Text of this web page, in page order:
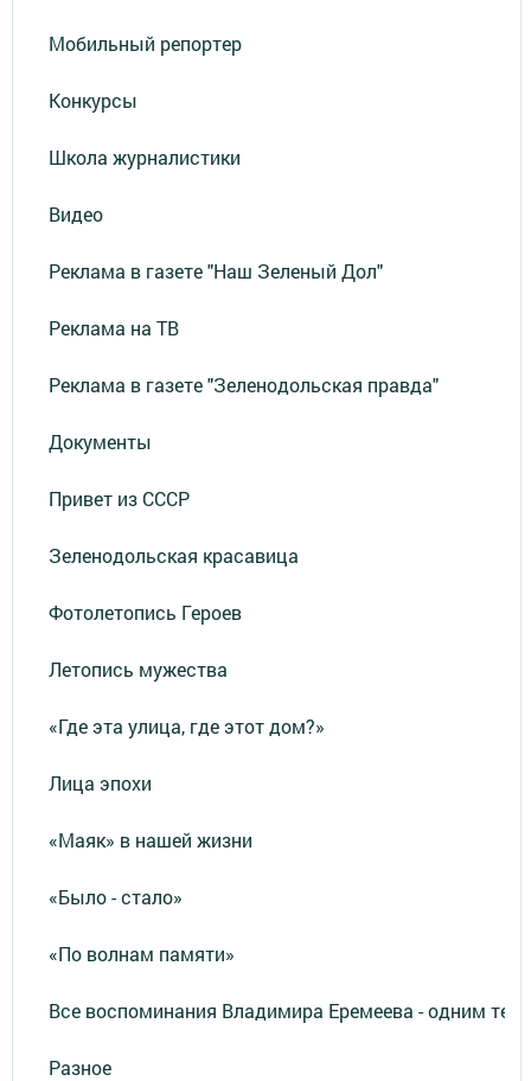
Мобильный репортер
Конкурсы
Школа журналистики
Видео
Реклама в газете "Наш Зеленый Дол"
Реклама на ТВ
Реклама в газете "Зеленодольская правда"
Документы
Привет из СССР
Зеленодольская красавица
Фотолетопись Героев
Летопись мужества
«Где эта улица, где этот дом?»
Лица эпохи
«Маяк» в нашей жизни
«Было - стало»
«По волнам памяти»
Все воспоминания Владимира Еремеева - одним
Разное